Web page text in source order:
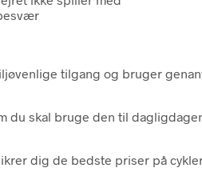
tilgang og bruger
du skal bruge den til
dig de bedste priser på